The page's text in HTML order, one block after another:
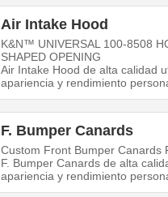
Air Intake Hood
K&N™ UNIVERSAL 100-8508
SHAPED OPENING
Air Intake Hood de alta calidad
apariencia y rendimiento
F. Bumper Canards
Custom Front Bumper Canards
F. Bumper Canards de alta
apariencia y rendimiento